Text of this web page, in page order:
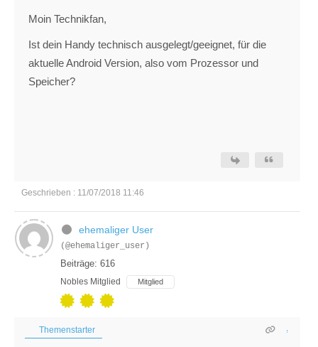
Moin Technikfan,
Ist dein Handy technisch ausgelegt/geeignet, für die
aktuelle Android Version, also vom Prozessor und
Speicher?
Geschrieben : 11/07/2018 11:46
ehemaliger User
(@ehemaliger_user)
Beiträge: 616
Nobles Mitglied Mitglied
Themenstarter